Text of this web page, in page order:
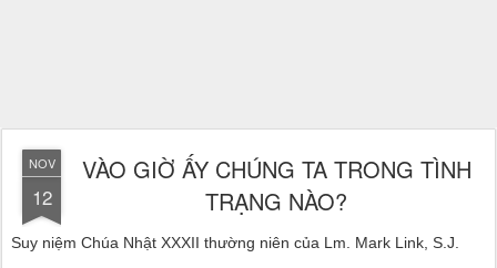
NOV
12
VÀO GIỜ ẤY CHÚNG TA TRONG TÌNH
TRẠNG NÀO?
Suy niệm Chúa Nhật XXXII thường niên của Lm. Mark Link, S.J.